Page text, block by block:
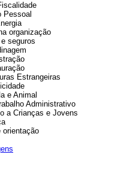
Pessoal
organização
seguros
Estrangeiras
e Animal
Administrativo
a Crianças e Jovens
orientação